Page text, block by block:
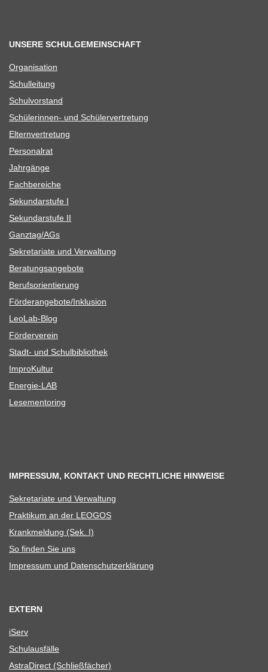
UNSERE SCHULGEMEINSCHAFT
Orga­ni­sa­tion
Schul­lei­tung
Schul­vor­stand
Schü­le­rin­nen- und Schülervertretung
Eltern­ver­tre­tung
Per­so­nal­rat
Jahr­gänge
Fach­be­rei­che
Sekun­dar­stufe I
Sekun­dar­stufe II
Ganztag/​​AGs
Sekre­ta­riate und Verwaltung
Bera­tungs­an­ge­bote
Berufs­ori­en­tie­rung
Förderangebote/​​Inklusion
Leo­Lab-Blog
För­der­ver­ein
Stadt- und Schulbibliothek
Impro­Kul­tur
Ener­­gie-LAB
Lese­men­to­ring
IMPRESSUM, KONTAKT UND RECHTLICHE HINWEISE
Sekre­ta­riate und Verwaltung
Prak­ti­kum an der LEOGOS
Krank­mel­dung (Sek. I)
So fin­den Sie uns
Impres­sum und Datenschutzerklärung
EXTERN
iServ
Schul­aus­fälle
Astra­Di­rect (Schließ­fä­cher)